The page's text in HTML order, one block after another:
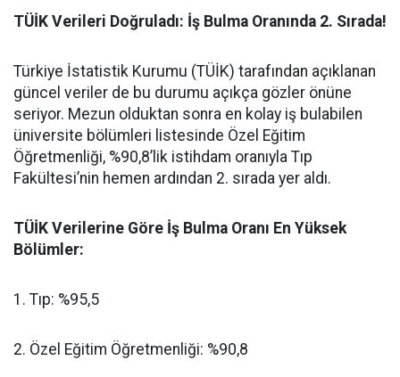
​TÜİK Verileri Doğruladı: İş Bulma Oranında 2. Sırada!
​Türkiye İstatistik Kurumu (TÜİK) tarafından açıklanan
güncel veriler de bu durumu açıkça gözler önüne
seriyor. Mezun olduktan sonra en kolay iş bulabilen
üniversite bölümleri listesinde Özel Eğitim
Öğretmenliği, %90,8’lik istihdam oranıyla Tıp
Fakültesi’nin hemen ardından 2. sırada yer aldı.
​TÜİK Verilerine Göre İş Bulma Oranı En Yüksek
Bölümler:
​1. Tıp: %95,5
​2. Özel Eğitim Öğretmenliği: %90,8